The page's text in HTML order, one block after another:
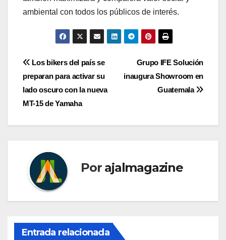
ambiental con todos los públicos de interés.
Navegación
de
entradas
Grupo IFE Solución
inaugura Showroom en
Guatemala
Los bikers del país se
preparan para activar su
lado oscuro con la nueva
MT-15 de Yamaha
Por ajalmagazine
Entrada relacionada